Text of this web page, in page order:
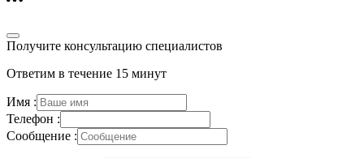
Получите консультацию специалистов
Ответим в течение 15 минут
Имя :
Телефон :
Сообщение :